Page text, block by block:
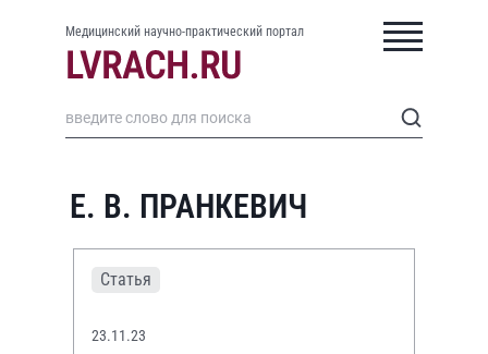
Медицинский научно-практический портал
Е. В. ПРАНКЕВИЧ
Статья
23.11.23